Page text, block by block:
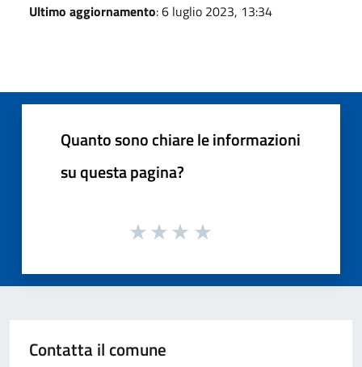
Ultimo aggiornamento: 6 luglio 2023, 13:34
Quanto sono chiare le informazioni
su questa pagina?
Contatta il comune